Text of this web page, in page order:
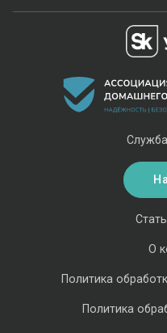
О
Политика
Политика